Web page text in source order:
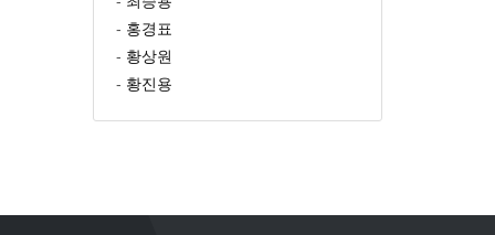
- 홍경표
- 황상원
- 황진용